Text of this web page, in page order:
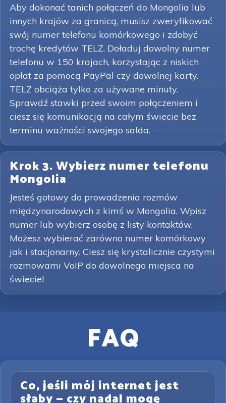
Aby dokonać tanich połączeń do Mongolia lub
innych krajów za granicą, musisz zweryfikować
swój numer telefonu komórkowego i zdobyć
trochę kredytów TELZ. Doładuj dowolny numer
telefonu w 150 krajach, korzystając z niskich
opłat za pomocą PayPal czy dowolnej karty.
TELZ obciąża tylko za używane minuty.
Sprawdź stawki przed swoim połączeniem i
ciesz się komunikacją na całym świecie bez
terminu ważności swojego salda.
Krok 3. Wybierz numer telefonu
Mongolia
Jesteś gotowy do prowadzenia rozmów
międzynarodowych z kimś w Mongolia. Wpisz
numer lub wybierz osobę z listy kontaktów.
Możesz wybierać zarówno numer komórkowy
jak i stacjonarny. Ciesz się krystalicznie czystymi
rozmowami VoIP do dowolnego miejsca na
świecie!
FAQ
Co, jeśli mój internet jest